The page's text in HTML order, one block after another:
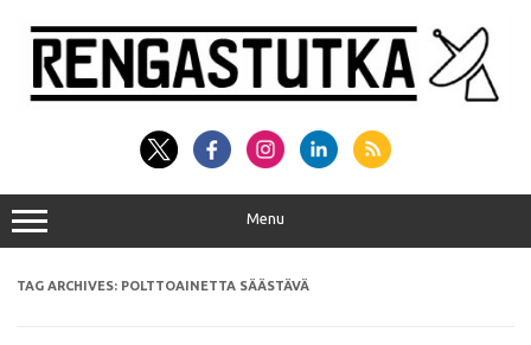
content
Menu
TAG ARCHIVES: POLTTOAINETTA SÄÄSTÄVÄ